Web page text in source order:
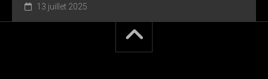
13 juillet 2025